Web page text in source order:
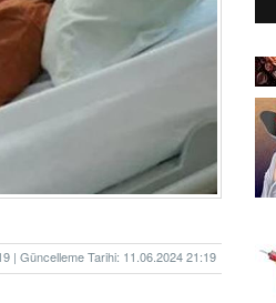
| Güncelleme Tarihi: 11.06.2024 21:19